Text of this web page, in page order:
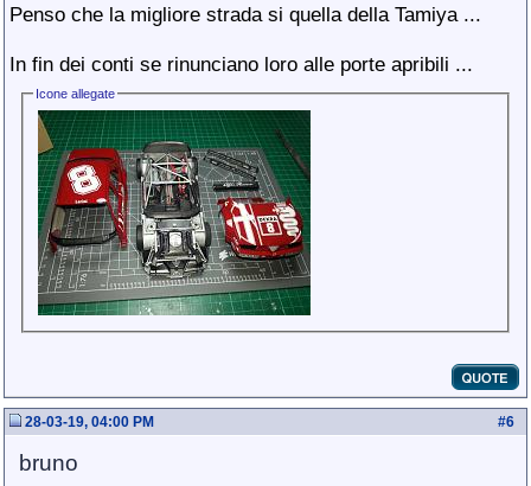
Penso che la migliore strada si quella della Tamiya ...
In fin dei conti se rinunciano loro alle porte apribili ...
Icone allegate
#6
28-03-19, 04:00 PM
bruno